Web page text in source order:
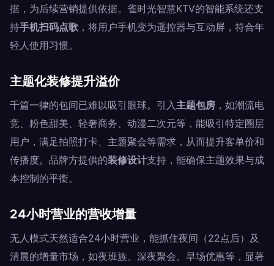
据，为后续营销提供依据。雀时光智慧KTV的智能系统还支
持手机扫码点歌 ，将用户手机变为遥控器与互动屏，符合年
轻人使用习惯。
主题化装修提升溢价
千篇一律的包间已难以吸引眼球。引入主题包房 ，如潮流电
竞、粉色甜美、轻奢商务、动漫二次元等，能吸引特定圈层
用户，满足拍照打卡、主题聚会等需求，从而提升客单价和
传播度。品牌方提供的装修设计支持，能确保主题效果与成
本控制的平衡。
24小时营业的营收增量
无人模式天然适合24小时营业，能抓住夜间（22点后）及
清晨的增量市场，如夜班族、深夜聚会、早场优惠等，显著